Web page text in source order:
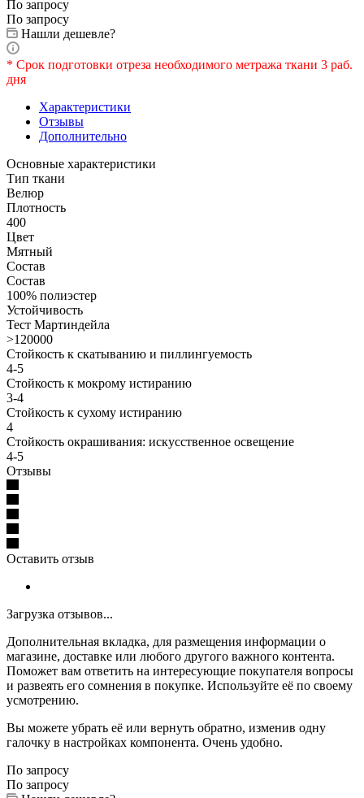
По запросу
По запросу
Нашли дешевле?
* Срок подготовки отреза необходимого метража ткани 3 раб.
дня
Характеристики
Отзывы
Дополнительно
Основные характеристики
Тип ткани
Велюр
Плотность
400
Цвет
Мятный
Состав
Состав
100% полиэстер
Устойчивость
Тест Мартиндейла
>120000
Стойкость к скатыванию и пиллингуемость
4-5
Стойкость к мокрому истиранию
3-4
Стойкость к сухому истиранию
4
Стойкость окрашивания: искусственное освещение
4-5
Отзывы
Оставить отзыв
Загрузка отзывов...
Дополнительная вкладка, для размещения информации о
магазине, доставке или любого другого важного контента.
Поможет вам ответить на интересующие покупателя вопросы
и развеять его сомнения в покупке. Используйте её по своему
усмотрению.
Вы можете убрать её или вернуть обратно, изменив одну
галочку в настройках компонента. Очень удобно.
По запросу
По запросу